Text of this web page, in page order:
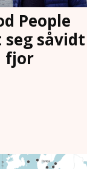
People
fjor